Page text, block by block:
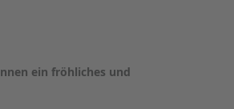
schoolcoach BTL
ein fröhliches und